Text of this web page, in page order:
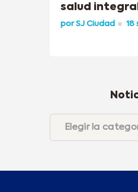
salud integral
porSJ Ciudad 18